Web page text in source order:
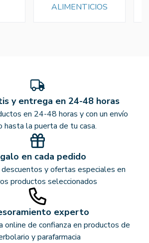
ALIMENTICIOS
y entrega en 24-48 horas
en 24-48 horas y con un envío
hasta la puerta de tu casa.
en cada pedido
y ofertas especiales en
productos seleccionados
experto
online de confianza en productos de
y parafarmacia